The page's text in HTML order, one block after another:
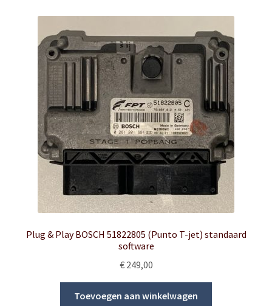
Plug & Play BOSCH 51822805 (Punto T-jet) standaard
software
€249,00
Toevoegen aan winkelwagen